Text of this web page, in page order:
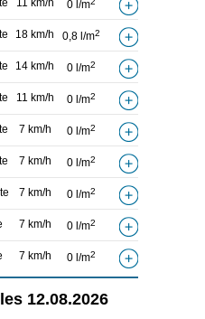
11 km/h 0 l/m
18 km/h 0,8 l/m2
14 km/h 0 l/m2
11 km/h 0 l/m2
7 km/h 0 l/m2
7 km/h 0 l/m2
7 km/h 0 l/m2
7 km/h 0 l/m2
7 km/h 0 l/m2
12.08.2026